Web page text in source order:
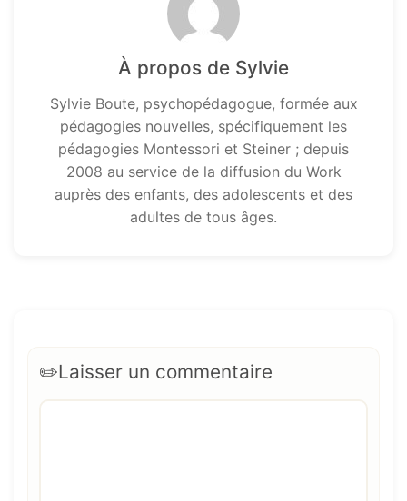
À propos de Sylvie
Sylvie Boute, psychopédagogue, formée aux
pédagogies nouvelles, spécifiquement les
pédagogies Montessori et Steiner ; depuis
2008 au service de la diffusion du Work
auprès des enfants, des adolescents et des
adultes de tous âges.
Laisser un commentaire